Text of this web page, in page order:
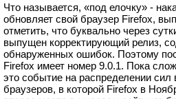
Что называется, «под елочку» -
обновляет свой браузер Firefox,
отметить, что буквально через
выпущен корректирующий релиз,
обнаруженных ошибок. Поэтому
Firefox имеет номер 9.0.1. Пока
это событие на распределении сил
браузеров, в которой Firefox в